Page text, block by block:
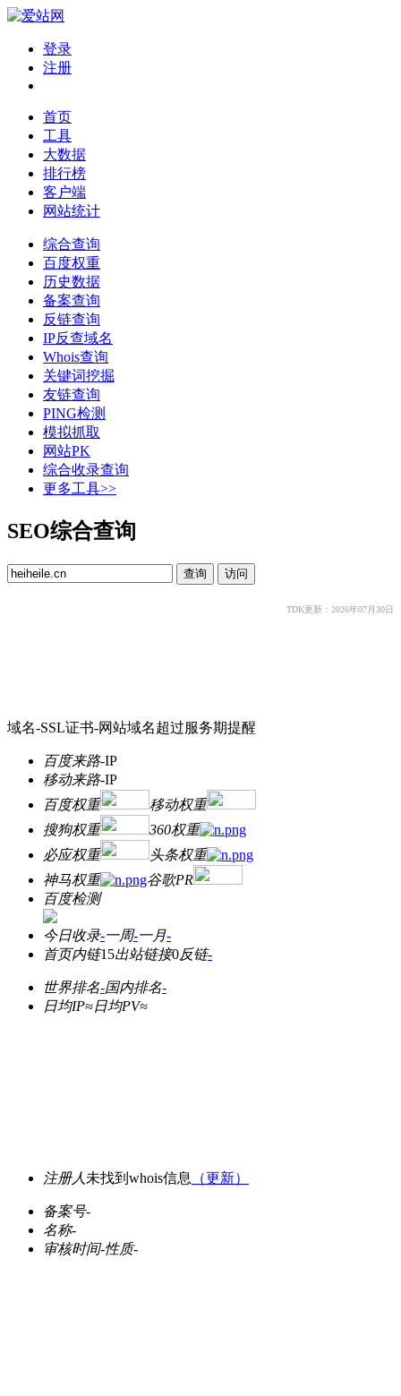
登录
注册
首页
工具
大数据
排行榜
客户端
网站统计
综合查询
百度权重
历史数据
备案查询
反链查询
IP反查域名
Whois查询
关键词挖掘
友链查询
PING检测
模拟抓取
网站PK
综合收录查询
更多工具>>
SEO综合查询
TDK更新：2026年07月30日
域名-SSL证书-网站域名超过服务期提醒
百度来路-IP
移动来路-IP
百度权重
移动权重
搜狗权重
360权重
必应权重
头条权重
神马权重
谷歌PR
百度检测
今日收录-一周-一月-
首页内链15出站链接0反链-
世界排名-国内排名-
日均IP≈日均PV≈
注册人 未找到whois信息 （更新）
备案号-
名称-
审核时间-性质-